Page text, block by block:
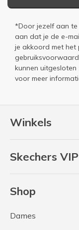
Winkels
Skechers
Shop
Dames
*Door jezelf aan te
aan dat je de e-
je akkoord met het
kunnen uitgesloten
voor meer